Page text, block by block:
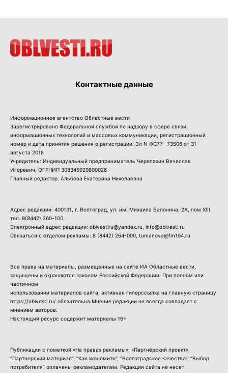
Контактные данные
Информационное агентство Областные вести
Зарегистрировано Федеральной службой по надзору в сфере связи,
информационных технологий и массовых коммуникации, регистрационный
номер и дата принятия решения о регистрации: Эл N ФС77- 73506 от 31
августа 2018
Учредитель: Индивидуальный предприниматель Черепахин Вячеслав
Игоревич, ОГРНИП 308345929800026
Главный редактор: Альбова Екатерина Николаевна
Адрес редакции: 400131, г. Волгоград, ул. им. Михаила Балонина, 2А, пом XIII,
тел. 8(8442) 260-100
Электронный адрес редакции: oblvestiru@yandex.ru, info@oblvesti.ru
Связаться с отделом рекламы: 8 (8442) 264-000 , tumanova@fm104.ru
Все права на материалы, размещенные на сайте ИА Областные вести,
защищены и охраняются законом Российской Федерации. При полном или
частичном
использовании материалов сайта, активная гиперссылка на главную страницу
https://oblvesti.ru/ обязательна.Мнение редакции не всегда совпадает с
мнением авторов.
Настоящий ресурс содержит материалы 16+
Публикации с пометкой «На правах рекламы», «Партнёрский проект»,
“Партнерский материал”, “Как экономить”, “Волгоградское качество”, “Выбор
потребителя” оплачены рекламодателем. Редакция сайта не несет